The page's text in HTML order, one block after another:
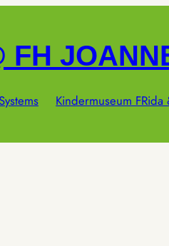
FH
Kindermuseum FRida